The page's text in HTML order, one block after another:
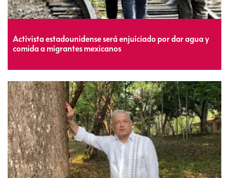
Activista estadounidense será enjuiciado por dar agua y
comida a migrantes mexicanos